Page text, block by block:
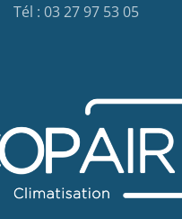
Tél : 03 27 97 53 05